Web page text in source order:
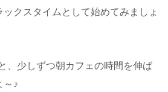
クスタイムとして始めてみましょ
、少しずつ朝カフェの時間を伸ば
～♪